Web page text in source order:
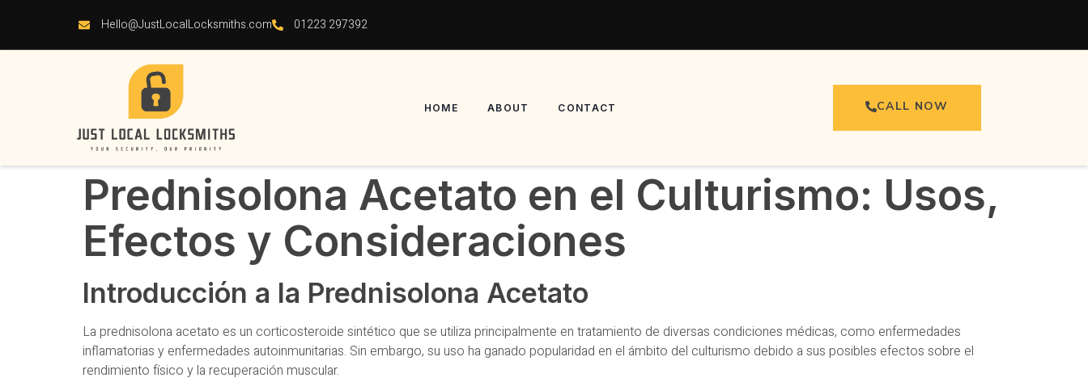
Hello@JustLocalLocksmiths.com 01223 297392
HOME ABOUT CONTACT CALL NOW
Prednisolona Acetato en el Culturismo: Usos,
Efectos y Consideraciones
Introducción a la Prednisolona Acetato
La prednisolona acetato es un corticosteroide sintético que se utiliza principalmente en tratamiento de diversas condiciones médicas, como enfermedades
inflamatorias y enfermedades autoinmunitarias. Sin embargo, su uso ha ganado popularidad en el ámbito del culturismo debido a sus posibles efectos sobre el
rendimiento físico y la recuperación muscular.